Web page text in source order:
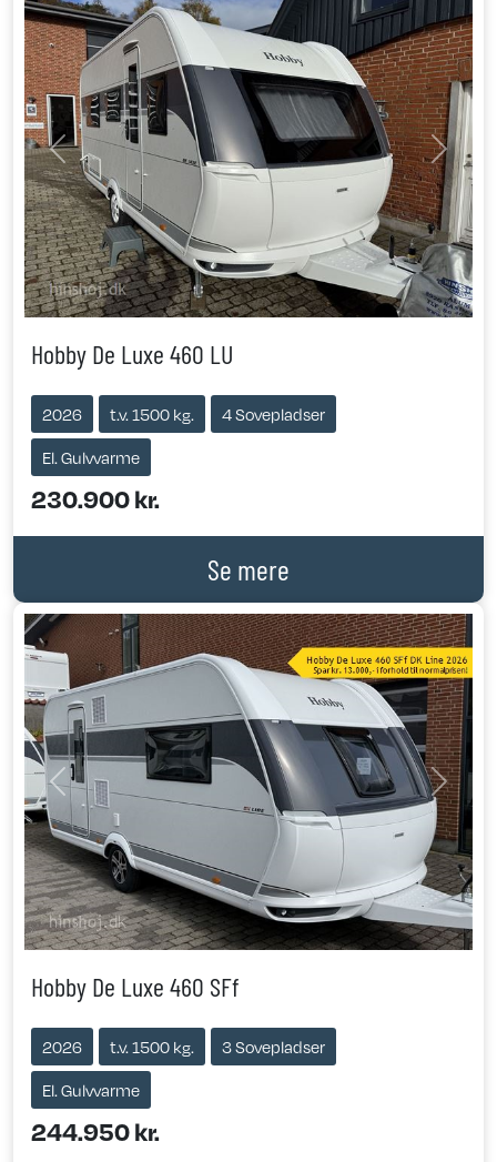
Previous Next
Hobby De Luxe 460 LU
2026 t.v. 1500 kg.
4 Sovepladser
El. Gulvvarme
230.900 kr.
Se mere
Previous Next
Hobby De Luxe 460 SFf
2026 t.v. 1500 kg.
3 Sovepladser
El. Gulvvarme
244.950 kr.